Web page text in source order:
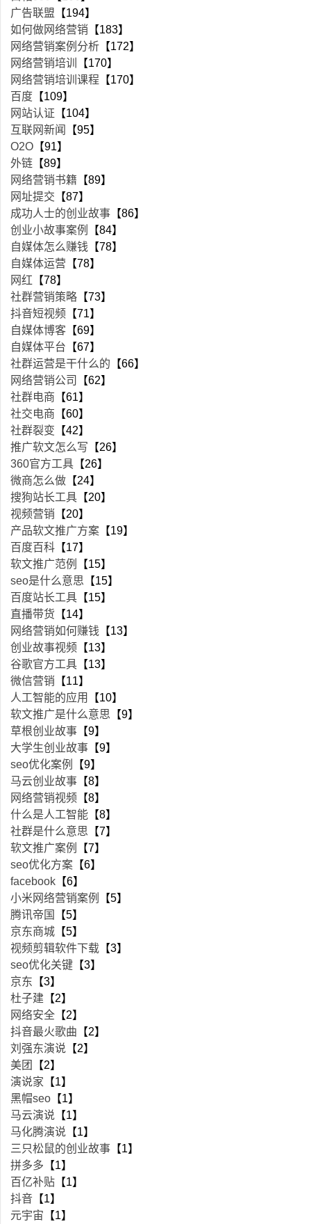
广告联盟 【194】
如何做网络营销 【183】
网络营销案例分析 【172】
网络营销培训
【170】
网络营销培训课程 【170】
百度 【109】
网站认证 【104】
互联网新闻
【95】
O2O 【91】
外链 【89】
网络营销书籍 【89】
网址提交 【87】
成功人士的创业故事 【86】
创业小故事案例
【84】
自媒体怎么赚钱 【78】
自媒体运营 【78】
网红 【78】
社群营销策略 【73】
抖音短视频 【71】
自媒体博客 【69】
自媒体平台 【67】
社群运营是干什么的 【66】
网络营销公司
【62】
社群电商 【61】
社交电商 【60】
社群裂变 【42】
推广软文怎么写 【26】
360官方工具 【26】
微商怎么做 【24】
搜狗站长工具 【20】
视频营销 【20】
产品软文推广方案 【19】
百度百科 【17】
软文推广范例
【15】
seo是什么意思 【15】
百度站长工具 【15】
直播带货 【14】
网络营销如何赚钱 【13】
创业故事视频 【13】
谷歌官方工具 【13】
微信营销 【11】
人工智能的应用
【10】
软文推广是什么意思 【9】
草根创业故事 【9】
大学生创业故事 【9】
seo优化案例
【9】
马云创业故事 【8】
网络营销视频 【8】
什么是人工智能 【8】
社群是什么意思 【7】
软文推广案例
【7】
seo优化方案 【6】
facebook 【6】
小米网络营销案例
【5】
腾讯帝国
【5】
京东商城 【5】
视频剪辑软件下载 【3】
seo优化关键 【3】
京东 【3】
杜子建 【2】
网络安全 【2】
抖音最火歌曲 【2】
刘强东演说 【2】
美团
【2】
演说家 【1】
黑帽seo 【1】
马云演说 【1】
马化腾演说 【1】
三只松鼠的创业故事 【1】
拼多多 【1】
百亿补贴 【1】
抖音 【1】
元宇宙 【1】